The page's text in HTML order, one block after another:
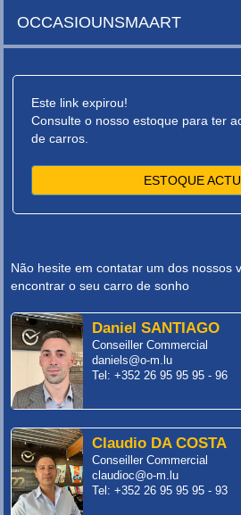
OCCASIOUNSMAART
Este link expirou!
Consulte o nosso estoque para ter
de carros.
ESTOQUE
Não hesite em contatar um dos nossos
encontrar o seu carro de sonho
Daniel SANTIAGO
Conseiller Commercial
daniels@o-m.lu
Tel: +352 26 95 95 95 - 96
Claudio DA COSTA
Conseiller Commercial
claudioc@o-m.lu
Tel: +352 26 95 95 95 - 93